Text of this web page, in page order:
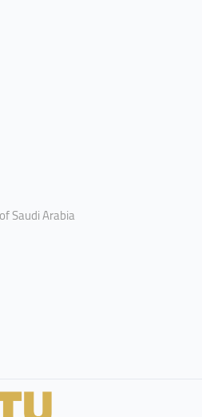
Saudi Arabia